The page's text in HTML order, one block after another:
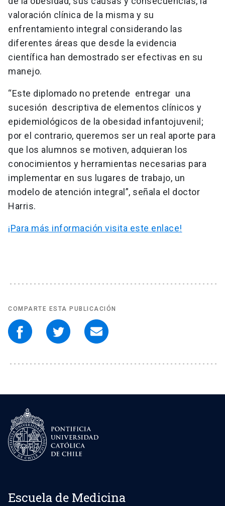
valoración clínica de la misma y su
enfrentamiento integral considerando las
diferentes áreas que desde la evidencia
científica han demostrado ser efectivas en su
manejo.
“Este diplomado no pretende entregar una
sucesión descriptiva de elementos clínicos y
epidemiológicos de la obesidad infantojuvenil;
por el contrario, queremos ser un real aporte para
que los alumnos se motiven, adquieran los
conocimientos y herramientas necesarias para
implementar en sus lugares de trabajo, un
modelo de atención integral”, señala el doctor
Harris.
¡Para más información visita este enlace!
COMPARTE ESTA PUBLICACIÓN
Escuela de Medicina